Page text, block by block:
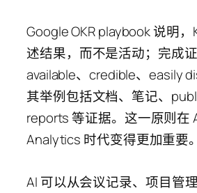
Google OKR playbook 说明
述结果，而不是活动；完成
available、credible、easily
其举例包括文档、笔记、
reports 等证据。这一原则在
Analytics 时代变得更加重要。
AI 可以从会议记录、项目管